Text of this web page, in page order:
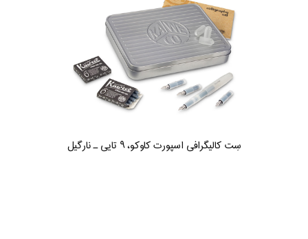
سِت کالیگرافی اسپورت کاوکو، ۹ تایی ـ نارگیل